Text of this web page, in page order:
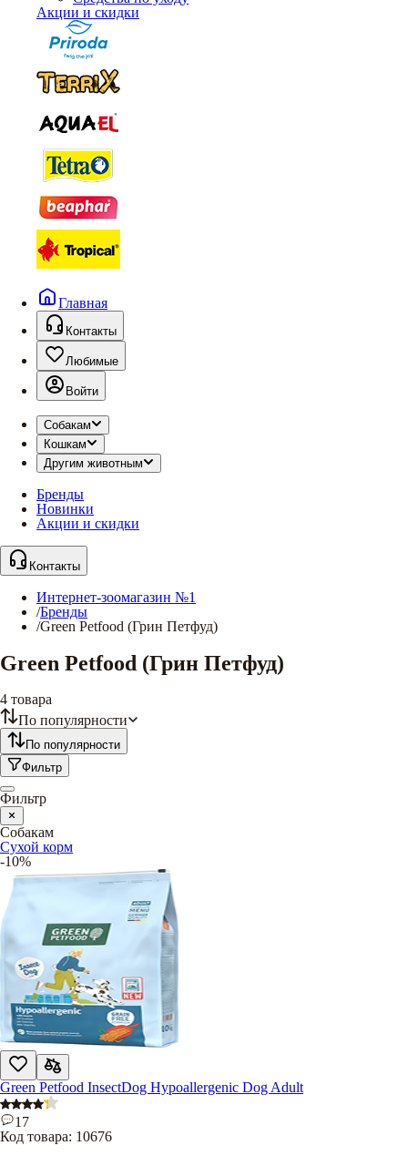
Акции и скидки
Главная
Контакты
Любимые
Войти
Собакам
Кошкам
Другим животным
Бренды
Новинки
Акции и скидки
Контакты
Интернет-зоомагазин №1
/Бренды
/Green Petfood (Грин Петфуд)
Green Petfood (Грин Петфуд)
4 товара
По популярности
По популярности
Фильтр
Фильтр
Собакам
Сухой корм
-10%
Green Petfood InsectDog Hypoallergenic Dog Adult
17
Код товара: 10676